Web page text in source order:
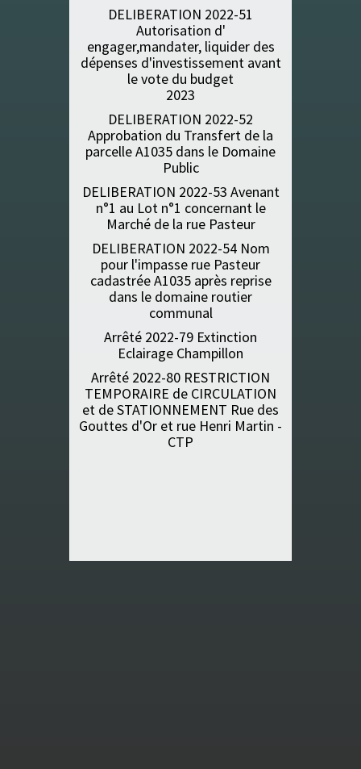
DELIBERATION 2022-51
Autorisation d'
engager,mandater, liquider des
dépenses d'investissement avant
le vote du budget
2023
DELIBERATION 2022-52
Approbation du Transfert de la
parcelle A1035 dans le Domaine
Public
DELIBERATION 2022-53 Avenant
n°1 au Lot n°1 concernant le
Marché de la rue Pasteur
DELIBERATION 2022-54 Nom
pour l'impasse rue Pasteur
cadastrée A1035 après reprise
dans le domaine routier
communal
Arrêté 2022-79 Extinction
Eclairage Champillon
Arrêté 2022-80 RESTRICTION
TEMPORAIRE de CIRCULATION
et de STATIONNEMENT Rue des
Gouttes d'Or et rue Henri Martin -
CTP